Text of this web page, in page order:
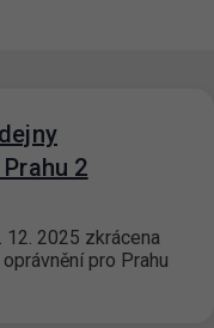
2
2025 zkrácena
pro Prahu